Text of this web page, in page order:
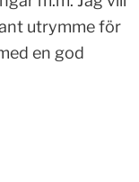
utrymme för
en god